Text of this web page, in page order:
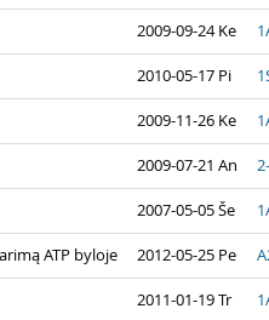
2009-09-24 Ke
2010-05-17 Pi
2009-11-26 Ke
2009-07-21 An
2007-05-05 Še
ATP byloje 2012-05-25 Pe
2011-01-19 Tr